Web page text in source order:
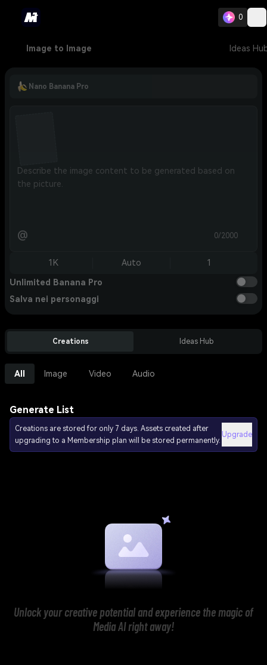
0
Image to Image Ideas
Nano Banana Pro
@ 0/2000
1K Auto 1
Unlimited Banana Pro
Salva nei personaggi
Creations Ideas Hub
All Image Video Audio
Generate List
Creations are stored for only 7 days. Assets created after
upgrading to a Membership plan will be stored permanently.
Upgrade
Unlock your creative potential and experience the magic of
Media AI right away!